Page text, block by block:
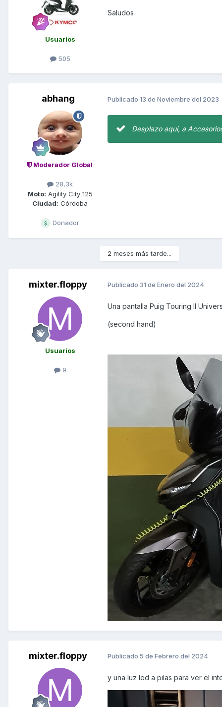
Usuarios
505
Saludos
abhang
Moderador Global
28,3k
Moto: Agility City 125
Ciudad: Córdoba
Donador
Publicado 13 de Noviembre del 2023
Desplazo aqui, a
2 meses más tarde...
mixter.floppy
Usuarios
9
Publicado 31 de Enero del 2024
Una pantalla Puig Touring II
(second hand)
mixter.floppy Publicado 5 de Febrero del 2024
y una luz led a pilas para ver el